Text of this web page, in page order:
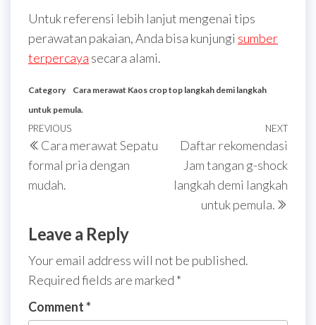
Untuk referensi lebih lanjut mengenai tips
perawatan pakaian, Anda bisa kunjungi sumber
terpercaya secara alami.
Category
Cara merawat Kaos crop top langkah demi langkah
untuk pemula.
Post
navigation
Previous
Post
PREVIOUS
Cara merawat Sepatu
formal pria dengan
mudah.
Next
NEXT
Daftar rekomendasi
Jam tangan g-shock
langkah demi langkah
untuk pemula.
Leave a Reply
Your email address will not be published.
Required fields are marked *
Comment*